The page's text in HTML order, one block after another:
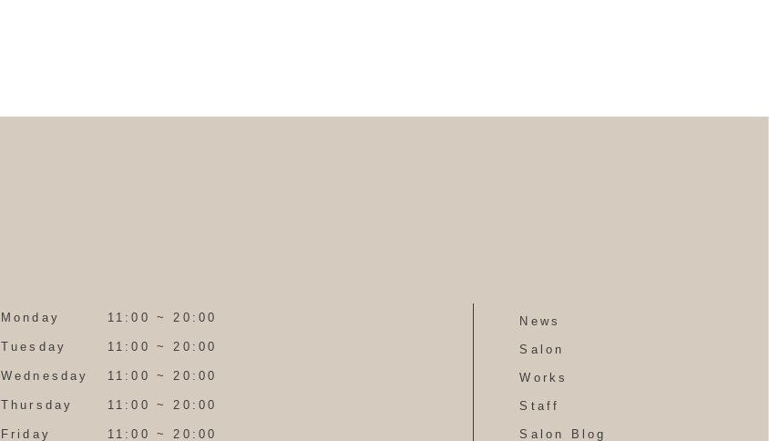
Monday 11:00 ~ 20:00
Tuesday 11:00 ~ 20:00
Wednesday 11:00 ~ 20:00
Thursday 11:00 ~ 20:00
Friday 11:00 ~ 20:00
News
Salon
Works
Staff
Salon Blog